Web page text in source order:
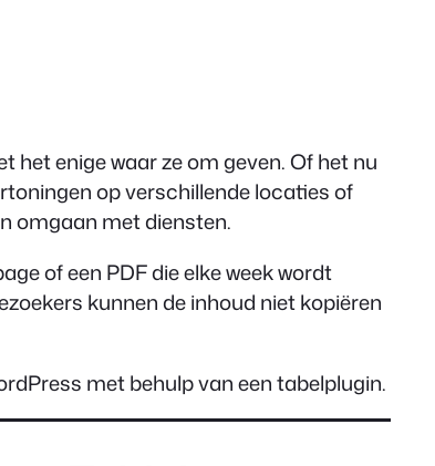
het enige waar ze om geven. Of het nu
op verschillende locaties of
omgaan met diensten.
of een PDF die elke week wordt
kunnen de inhoud niet kopiëren
met behulp van een tabelplugin.